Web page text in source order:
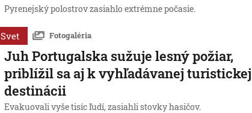
Pyrenejský polostrov zasiahlo extrémne počasie.
Svet Fotogaléria
Juh Portugalska sužuje lesný požiar,
priblížil sa aj k vyhľadávanej turistickej
destinácii
Evakuovali vyše tisíc ľudí, zasiahli stovky hasičov.